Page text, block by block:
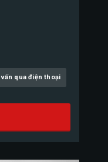
qua điện thoại